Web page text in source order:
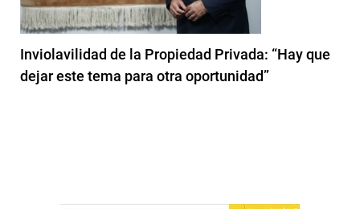
Inviolavilidad de la Propiedad Privada: “Hay que
dejar este tema para otra oportunidad”